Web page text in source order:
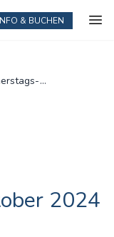
& BUCHEN
2024